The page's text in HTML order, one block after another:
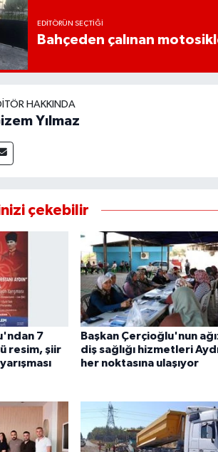
EDITÖRÜN SEÇTIĞI
Bahçeden çalınan
HAKKINDA
Yılmaz
çekebilir
7
resim, şiir
Başkan Çerçioğlu'nun
diş sağlığı hizmetleri
her noktasına ulaşıyor